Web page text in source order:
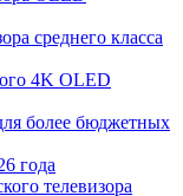
среднего класса
4K OLED
более бюджетных
года
телевизора